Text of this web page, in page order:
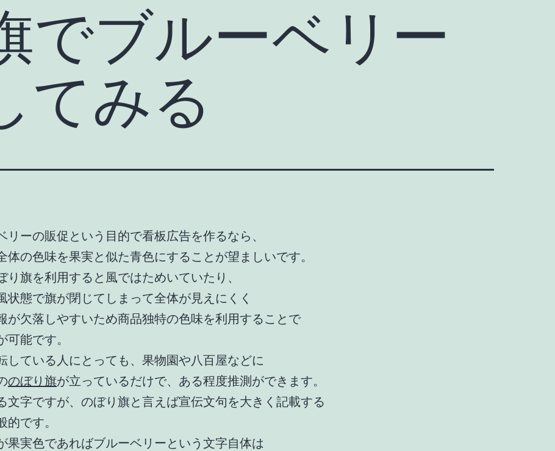
でブルーベリー
てみる
リーの販促という目的で看板広告を作るなら、
体の色味を果実と似た青色にすることが望ましいです。
り旗を利用すると風ではためいていたり、
状態で旗が閉じてしまって全体が見えにくく
が欠落しやすいため商品独特の色味を利用することで
可能です。
している人にとっても、果物園や八百屋などに
のぼり旗が立っているだけで、ある程度推測ができます。
文字ですが、のぼり旗と言えば宣伝文句を大きく記載する
的です。
果実色であればブルーベリーという文字自体は